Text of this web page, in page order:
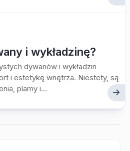
i wykładzinę?
dywanów i wykładzin
i estetykę wnętrza. Niestety, są
plamy i...